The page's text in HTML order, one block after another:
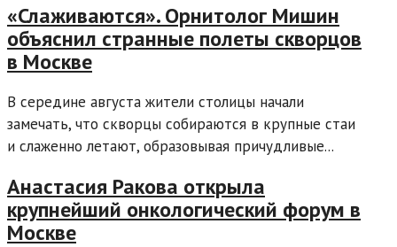
«Слаживаются». Орнитолог Мишин
объяснил странные полеты скворцов
в Москве
В середине августа жители столицы начали
замечать, что скворцы собираются в крупные стаи
и слаженно летают, образовывая причудливые...
Анастасия Ракова открыла
крупнейший онкологический форум в
Москве